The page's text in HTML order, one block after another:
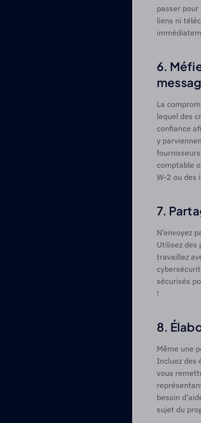
passer pour
liens ni
6.
La
lequel des
confiance
y
comptable
W-2 ou des
7.
N’envoyez
Utilisez des
travaillez
sécurisés
!
8.
Même une
Incluez des
vous
besoin
sujet du